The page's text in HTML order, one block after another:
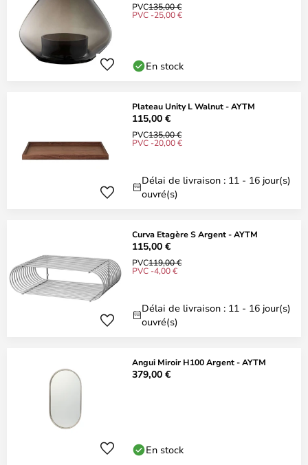
PVC135,00 €
PVC -25,00 €
En stock
Plateau Unity L Walnut - AYTM
115,00 €
PVC135,00 €
PVC -20,00 €
Délai de livraison : 11 - 16 jour(s)
ouvré(s)
Curva Etagère S Argent - AYTM
115,00 €
PVC119,00 €
PVC -4,00 €
Délai de livraison : 11 - 16 jour(s)
ouvré(s)
Angui Miroir H100 Argent - AYTM
379,00 €
En stock